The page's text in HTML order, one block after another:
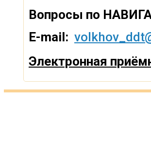
Вопросы по
E-mail:
Электронная